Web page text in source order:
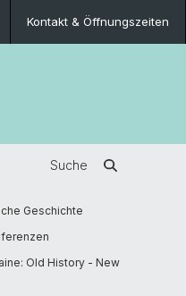
Kontakt & Öffnungszeiten
Suche
Geschichte
Old History - New